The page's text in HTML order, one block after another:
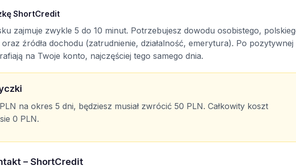
ShortCredit
zajmuje zwykle 5 do 10 minut. Potrzebujesz dowodu osobistego,
źródła dochodu (zatrudnienie, działalność, emerytura). Po pozytywnej
na Twoje konto, najczęściej tego samego dnia.
na okres 5 dni, będziesz musiał zwrócić 50 PLN. Całkowity koszt
0 PLN.
– ShortCredit